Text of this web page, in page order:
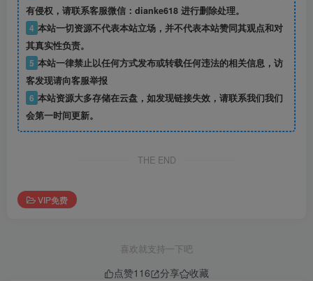
有侵权，请联系客服微信：dianke618 进行删除处理。
4 本站一切资源不代表本站立场，并不代表本站赞同其观点和对
其真实性负责。
5 本站一律禁止以任何方式发布或转载任何违法的相关信息，访
客发现请向客服举报
6 本站资源大多存储在云盘，如发现链接失效，请联系我们我们
会第一时间更新。
THE END
VIP免费
喜欢就支持一下吧
点赞116 分享
收藏